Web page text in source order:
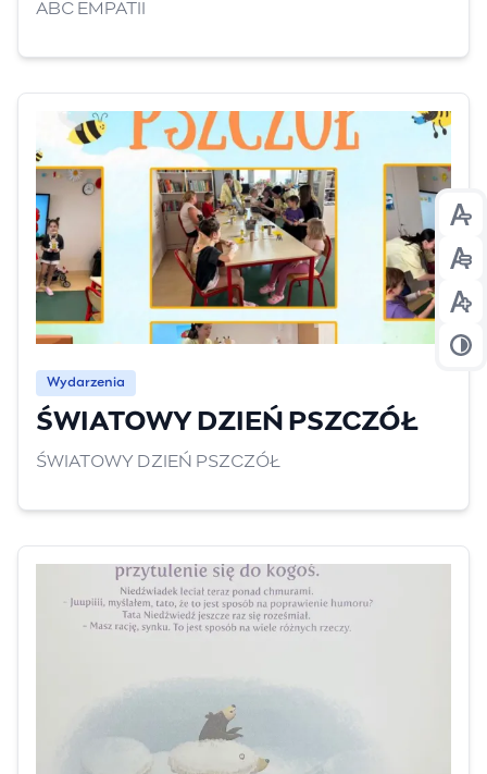
ABC EMPATII
Wydarzenia
ŚWIATOWY DZIEŃ PSZCZÓŁ
ŚWIATOWY DZIEŃ PSZCZÓŁ